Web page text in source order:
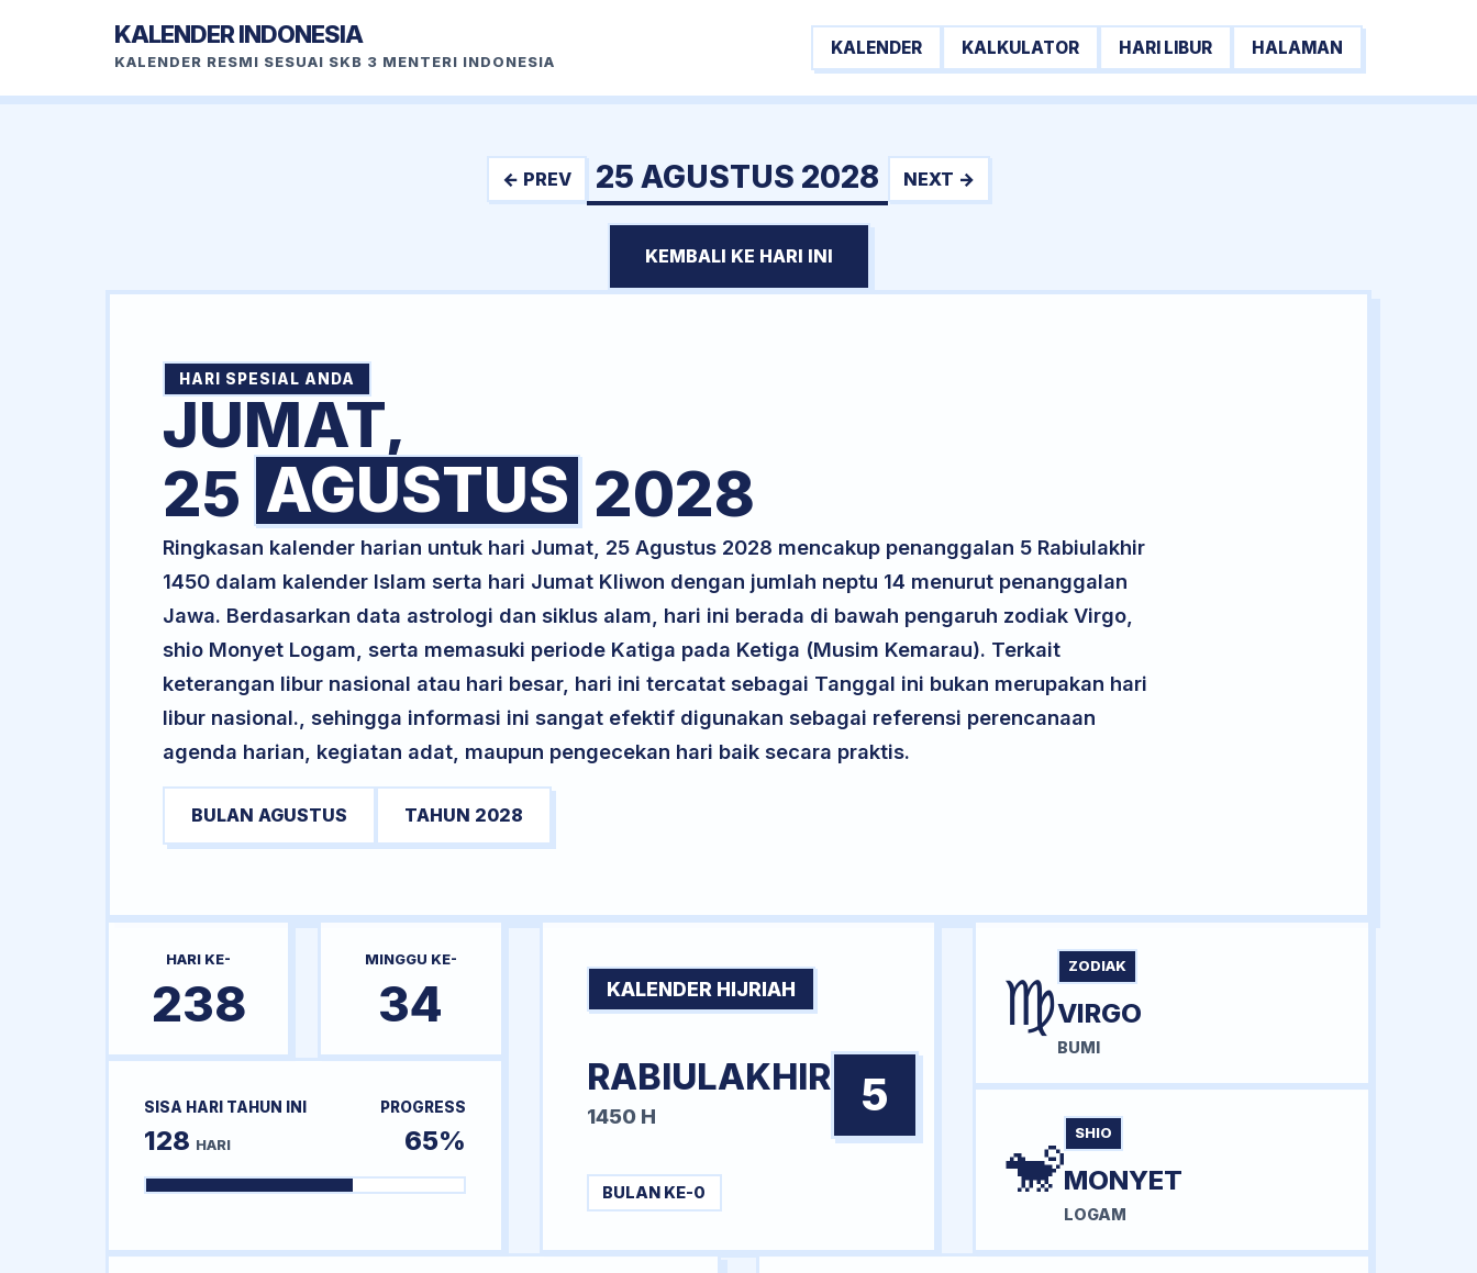
KALENDER INDONESIA
KALENDER RESMI SESUAI SKB 3 MENTERI INDONESIA
KALENDER KALKULATOR HARI LIBUR HALAMAN
← PREV 25 AGUSTUS 2028 NEXT →
KEMBALI KE HARI INI
HARI SPESIAL ANDA
JUMAT,
25 AGUSTUS 2028
Ringkasan kalender harian untuk hari Jumat, 25 Agustus 2028 mencakup penanggalan 5 Rabiulakhir
1450 dalam kalender Islam serta hari Jumat Kliwon dengan jumlah neptu 14 menurut penanggalan
Jawa. Berdasarkan data astrologi dan siklus alam, hari ini berada di bawah pengaruh zodiak Virgo,
shio Monyet Logam, serta memasuki periode Katiga pada Ketiga (Musim Kemarau). Terkait
keterangan libur nasional atau hari besar, hari ini tercatat sebagai Tanggal ini bukan merupakan hari
libur nasional., sehingga informasi ini sangat efektif digunakan sebagai referensi perencanaan
agenda harian, kegiatan adat, maupun pengecekan hari baik secara praktis.
BULAN AGUSTUS TAHUN 2028
HARI KE-
238
MINGGU KE-
34
SISA HARI TAHUN INI
128 HARI
PROGRESS
65%
KALENDER HIJRIAH
RABIULAKHIR
1450 H 5
BULAN KE-0
♍ ZODIAK
VIRGO
BUMI
🐒 SHIO
MONYET
LOGAM